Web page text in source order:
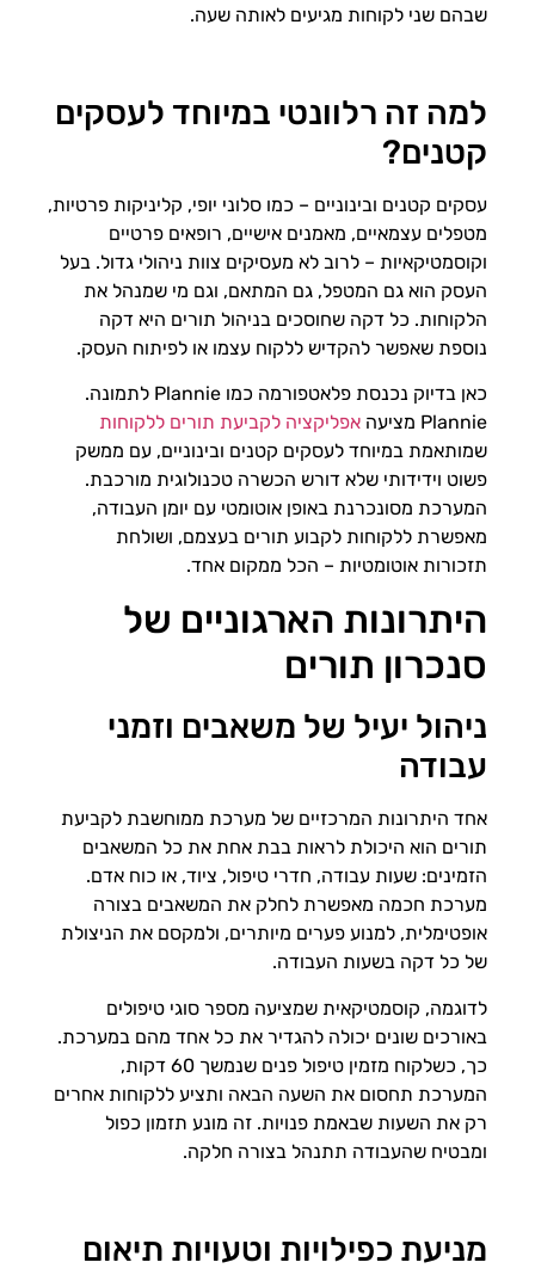
שבהם שני לקוחות מגיעים לאותה שעה.
למה זה רלוונטי במיוחד לעסקים
קטנים?
עסקים קטנים ובינוניים – כמו סלוני יופי, קליניקות פרטיות,
מטפלים עצמאיים, מאמנים אישיים, רופאים פרטיים
וקוסמטיקאיות – לרוב לא מעסיקים צוות ניהולי גדול. בעל
העסק הוא גם המטפל, גם המתאם, וגם מי שמנהל את
הלקוחות. כל דקה שחוסכים בניהול תורים היא דקה
נוספת שאפשר להקדיש ללקוח עצמו או לפיתוח העסק.
כאן בדיוק נכנסת פלאטפורמה כמו Plannie לתמונה.
Plannie מציעה
אפליקציה לקביעת תורים ללקוחות
שמותאמת במיוחד לעסקים קטנים ובינוניים, עם ממשק
פשוט וידידותי שלא דורש הכשרה טכנולוגית מורכבת.
המערכת מסונכרנת באופן אוטומטי עם יומן העבודה,
מאפשרת ללקוחות לקבוע תורים בעצמם, ושולחת
תזכורות אוטומטיות – הכל ממקום אחד.
היתרונות הארגוניים של
סנכרון תורים
ניהול יעיל של משאבים וזמני
עבודה
אחד היתרונות המרכזיים של מערכת ממוחשבת לקביעת
תורים הוא היכולת לראות בבת אחת את כל המשאבים
הזמינים: שעות עבודה, חדרי טיפול, ציוד, או כוח אדם.
מערכת חכמה מאפשרת לחלק את המשאבים בצורה
אופטימלית, למנוע פערים מיותרים, ולמקסם את הניצולת
של כל דקה בשעות העבודה.
לדוגמה, קוסמטיקאית שמציעה מספר סוגי טיפולים
באורכים שונים יכולה להגדיר את כל אחד מהם במערכת.
כך, כשלקוח מזמין טיפול פנים שנמשך 60 דקות,
המערכת תחסום את השעה הבאה ותציע ללקוחות אחרים
רק את השעות שבאמת פנויות. זה מונע תזמון כפול
ומבטיח שהעבודה תתנהל בצורה חלקה.
מניעת כפילויות וטעויות תיאום